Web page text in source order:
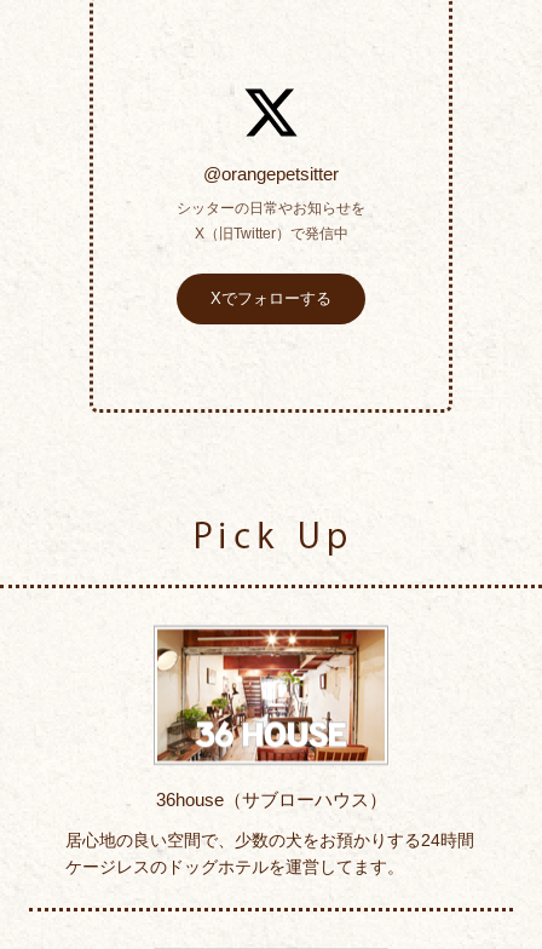
@orangepetsitter
シッターの日常やお知らせを
X（旧Twitter）で発信中
Xでフォローする
36house（サブローハウス）
居心地の良い空間で、少数の犬をお預かりする24時間
ケージレスのドッグホテルを運営してます。